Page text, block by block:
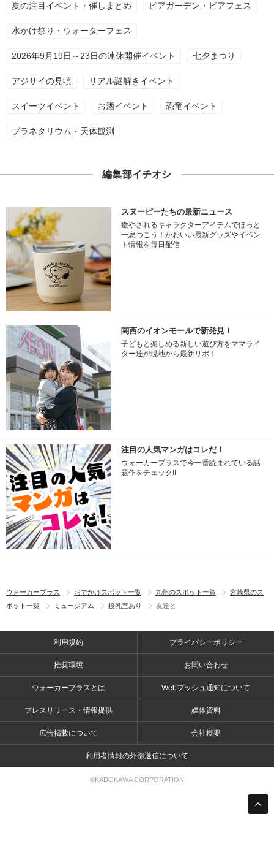
夏の注目イベント・催しまとめ ビアガーデン・ビアフェス
水かけ祭り・ウォーターフェス
2026年9月19日～23日の連休開催イベント 七夕まつり
アジサイの見頃 リアル謎解きイベント
スイーツイベント お酒イベント 恐竜イベント
プラネタリウム・天体観測
編集部イチオシ
スヌーピーたちの最新ニュース
癒やされるキャラクターアイテムでほっと
一息つこう！かわいい最新グッズやイベン
ト情報を毎日配信
関西のイオンモールで新発見！
子どもと楽しめる新しい遊び方をママライ
ター達が現地から最新リポ！
注目の人気マンガはコレだ！
ウォーカープラスで今一番読まれている話
題作をチェック!!
ウォーカープラス おでかけスポット一覧 九州のスポット一覧
宮崎県のス
ポット一覧
ミュージアム 授乳室あり 友達と
利用規約 プライバシーポリシー
推奨環境 お問い合わせ
ウォーカープラスとは Webプッシュ通知について
プレスリリース・情報提供 媒体資料
広告掲載について 会社概要
利用者情報の外部送信について
©KADOKAWA CORPORATION